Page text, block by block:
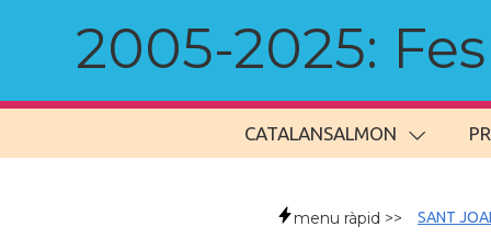
2005-2025:
CATALANSALMON
menu ràpid >> SANT